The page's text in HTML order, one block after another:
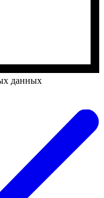
данных